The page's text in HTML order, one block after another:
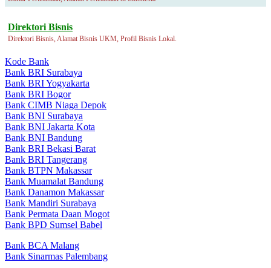
Direktori Bisnis
Direktori Bisnis, Alamat Bisnis UKM, Profil Bisnis Lokal.
Kode Bank
Bank BRI Surabaya
Bank BRI Yogyakarta
Bank BRI Bogor
Bank CIMB Niaga Depok
Bank BNI Surabaya
Bank BNI Jakarta Kota
Bank BNI Bandung
Bank BRI Bekasi Barat
Bank BRI Tangerang
Bank BTPN Makassar
Bank Muamalat Bandung
Bank Danamon Makassar
Bank Mandiri Surabaya
Bank Permata Daan Mogot
Bank BPD Sumsel Babel
Bank BCA Malang
Bank Sinarmas Palembang